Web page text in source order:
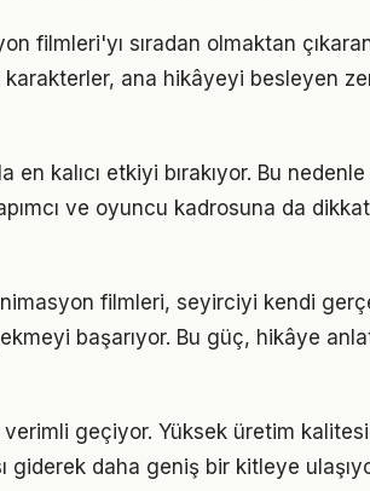
filmleri'yı sıradan olmaktan
karakterler, ana hikâyeyi besleyen
en kalıcı etkiyi bırakıyor. Bu
ve oyuncu kadrosuna da
filmleri, seyirciyi kendi
başarıyor. Bu güç, hikâye
geçiyor. Yüksek üretim
giderek daha geniş bir kitleye